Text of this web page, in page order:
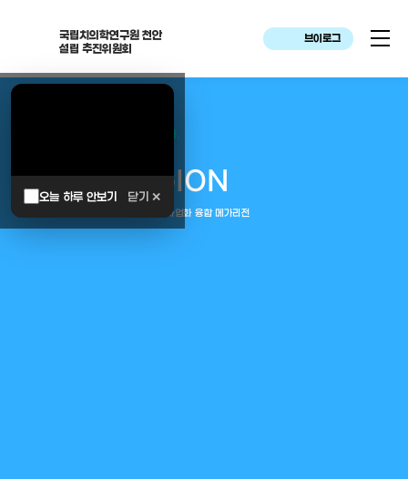
국립치의학연구원 천안
설립 추진위원회
브이로그
오늘 하루 안보기 닫기 ✕
대한민국은 두번이나 약속하였습니다.
MEGAREGION
중부권 전체를 잇는 연구–임상–평가–사업화 융합 메가리전